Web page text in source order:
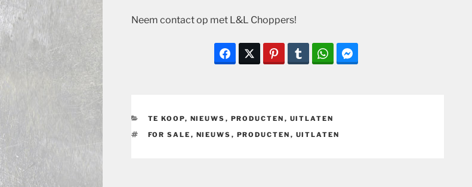
Neem contact op met L&L Choppers!
CATEGORIEËN
TE KOOP, NIEUWS , PRODUCTEN , UITLATEN
TAGS
FOR SALE , NIEUWS , PRODUCTEN , UITLATEN